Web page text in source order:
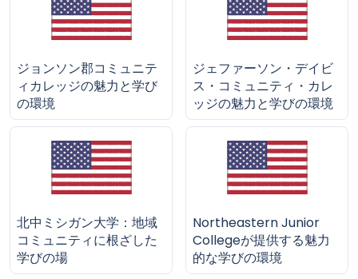
ジョンソン郡コミュニテ
ィカレッジの魅力と学び
の環境
ジェファーソン・デイビ
ス・コミュニティ・カレ
ッジの魅力と学びの環境
北中ミシガン大学：地域
コミュニティに根ざした
学びの場
Northeastern Junior
Collegeが提供する魅力
的な学びの環境